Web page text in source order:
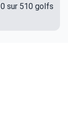
sur 510 golfs